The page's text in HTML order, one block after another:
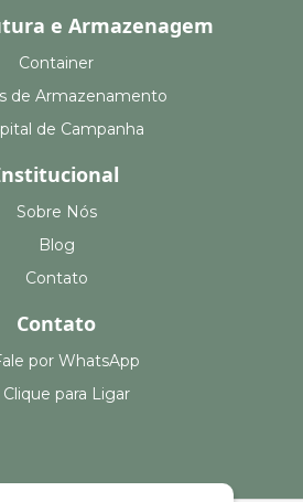
e Armazenagem
Container
de Armazenamento
de Campanha
Sobre Nós
Blog
Contato
Contato
por WhatsApp
para Ligar